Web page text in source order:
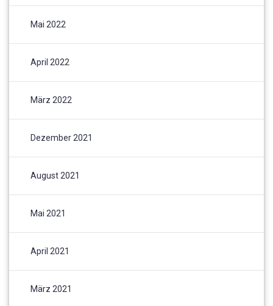
Mai 2022
April 2022
März 2022
Dezember 2021
August 2021
Mai 2021
April 2021
März 2021